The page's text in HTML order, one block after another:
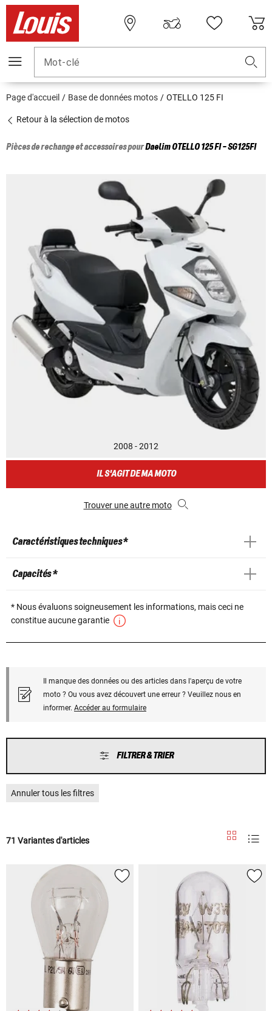
Mot-clé
Page d'accueil Base de données motos OTELLO 125 FI
Retour à la sélection de motos
Pièces de rechange et accessoires pourDaelimOTELLO 125 FI - SG125FI
2008 - 2012
IL S'AGIT DE MA MOTO
Trouver une autre moto
Caractéristiques techniques *
Capacités *
* Nous évaluons soigneusement les informations, mais ceci ne
constitue aucune garantie
Il manque des données ou des articles dans l'aperçu de votre
moto ? Ou vous avez découvert une erreur ? Veuillez nous en
informer. Accéder au formulaire
FILTRER & TRIER
Annuler tous les filtres
71 Variantes d'articles